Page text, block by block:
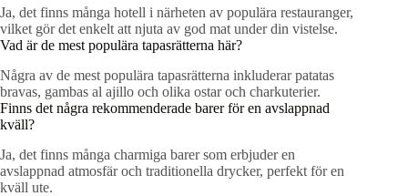
Ja, det finns många hotell i närheten av populära restauranger,
vilket gör det enkelt att njuta av god mat under din vistelse.
Vad är de mest populära tapasrätterna här?
Några av de mest populära tapasrätterna inkluderar patatas
bravas, gambas al ajillo och olika ostar och charkuterier.
Finns det några rekommenderade barer för en avslappnad
kväll?
Ja, det finns många charmiga barer som erbjuder en
avslappnad atmosfär och traditionella drycker, perfekt för en
kväll ute.